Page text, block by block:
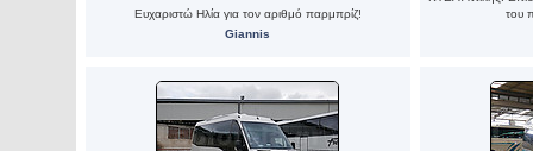
Ευχαριστώ Ηλία για τον αριθμό παρμπρίζ!
Giannis
του